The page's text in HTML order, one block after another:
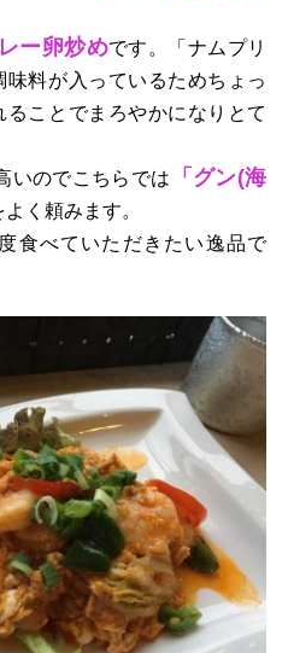
ー卵炒めです。「ナムプリ
料が入っているためちょっ
ことでまろやかになりとて
いのでこちらでは
「グン(海
よく頼みます。
食べていただきたい逸品で